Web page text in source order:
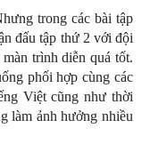
trong các bài tập
đấu tập thứ 2 với đội
trình diễn quá tốt.
phối hợp cùng các
Việt cũng như thời
làm ảnh hưởng nhiều